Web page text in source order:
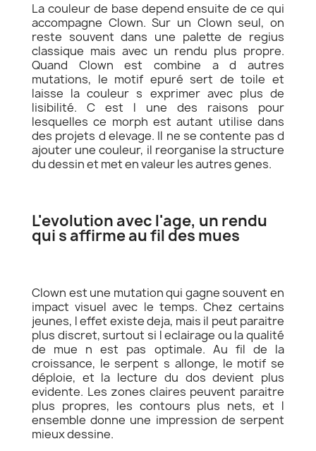
La couleur de base depend ensuite de ce qui
accompagne Clown. Sur un Clown seul, on
reste souvent dans une palette de regius
classique mais avec un rendu plus propre.
Quand Clown est combine a d autres
mutations, le motif epuré sert de toile et
laisse la couleur s exprimer avec plus de
lisibilité. C est l une des raisons pour
lesquelles ce morph est autant utilise dans
des projets d elevage. Il ne se contente pas d
ajouter une couleur, il reorganise la structure
du dessin et met en valeur les autres genes.
L'evolution avec l'age, un rendu
qui s affirme au fil des mues
Clown est une mutation qui gagne souvent en
impact visuel avec le temps. Chez certains
jeunes, l effet existe deja, mais il peut paraitre
plus discret, surtout si l eclairage ou la qualité
de mue n est pas optimale. Au fil de la
croissance, le serpent s allonge, le motif se
déploie, et la lecture du dos devient plus
evidente. Les zones claires peuvent paraitre
plus propres, les contours plus nets, et l
ensemble donne une impression de serpent
mieux dessine.